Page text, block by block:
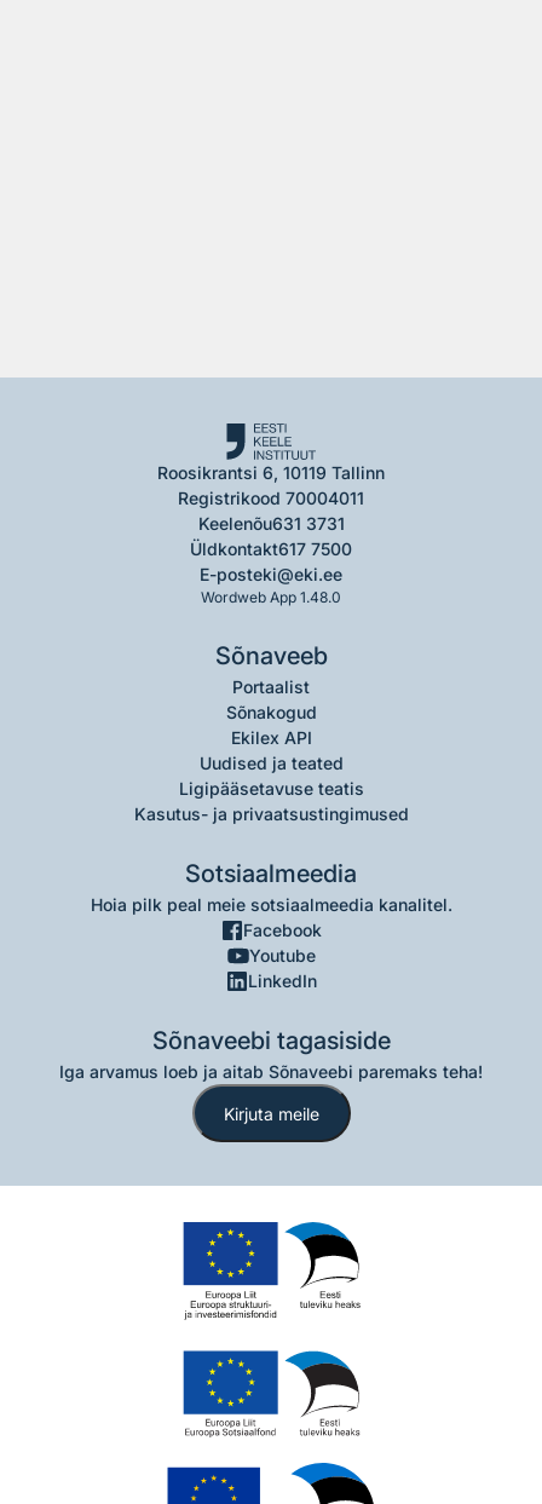
Roosikrantsi 6, 10119 Tallinn
Registrikood 70004011
Keelenõu631 3731
Üldkontakt617 7500
E-posteki@eki.ee
Wordweb App 1.48.0
Sõnaveeb
Portaalist
Sõnakogud
Ekilex API
Uudised ja teated
Ligipääsetavuse teatis
Kasutus- ja privaatsustingimused
Sotsiaalmeedia
Hoia pilk peal meie sotsiaalmeedia kanalitel.
Facebook
Youtube
LinkedIn
Sõnaveebi tagasiside
Iga arvamus loeb ja aitab Sõnaveebi paremaks teha!
Kirjuta meile